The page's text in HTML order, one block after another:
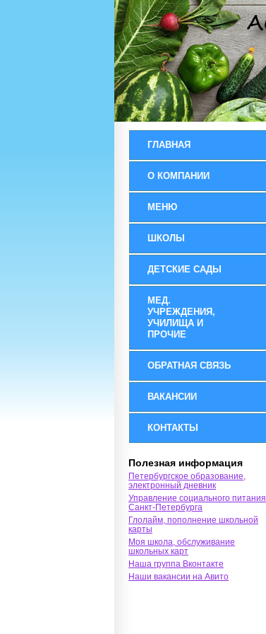
ГЛАВНАЯ
О КОМПАНИИ
МЕНЮ
ШКОЛЫ
ДЕТСКИЕ САДЫ
МЕД.
УЧРЕЖДЕНИЯ,
УЧИЛИЩА И
ПРОЧИЕ
ОБРАТНАЯ СВЯЗЬ
ВАКАНСИИ
КОНТАКТЫ
Полезная информация
Петербургское образование,
электронный дневник
Управление социального питания
Санкт-Петербурга
Глолайм, пополнение школьной
карты
Моя школа, обслуживание
школьных карт
Наша группа Вконтакте
Наши вакансии на Авито